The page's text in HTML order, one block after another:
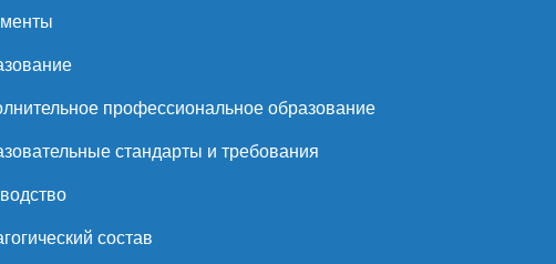
профессиональное образование
стандарты и требования
состав